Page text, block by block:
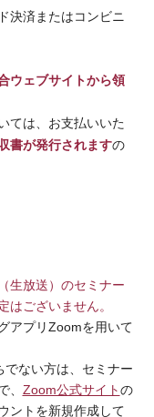
決済またはコンビニ
ウェブサイトから領
ては、お支払いいた
書が発行されますの
生放送）のセミナー
はございません。
アプリZoomを用いて
でない方は、セミナー
、 Zoom公式サイトの
ントを新規作成して